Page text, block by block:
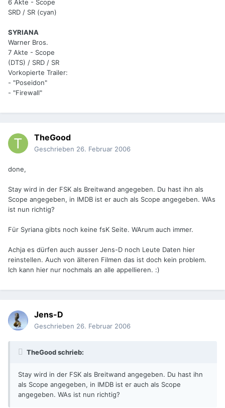
6 Akte - Scope
SRD / SR (cyan)
SYRIANA
Warner Bros.
7 Akte - Scope
(DTS) / SRD / SR
Vorkopierte Trailer:
- "Poseidon"
- "Firewall"
TheGood
Geschrieben 26. Februar 2006
done,
Stay wird in der FSK als Breitwand angegeben. Du hast ihn als
Scope angegeben, in IMDB ist er auch als Scope angegeben. WAs
ist nun richtig?
Für Syriana gibts noch keine fsK Seite. WArum auch immer.
Achja es dürfen auch ausser Jens-D noch Leute Daten hier
reinstellen. Auch von älteren Filmen das ist doch kein problem.
Ich kann hier nur nochmals an alle appellieren. :)
Jens-D
Geschrieben 26. Februar 2006
TheGood schrieb:
Stay wird in der FSK als Breitwand angegeben. Du hast ihn
als Scope angegeben, in IMDB ist er auch als Scope
angegeben. WAs ist nun richtig?